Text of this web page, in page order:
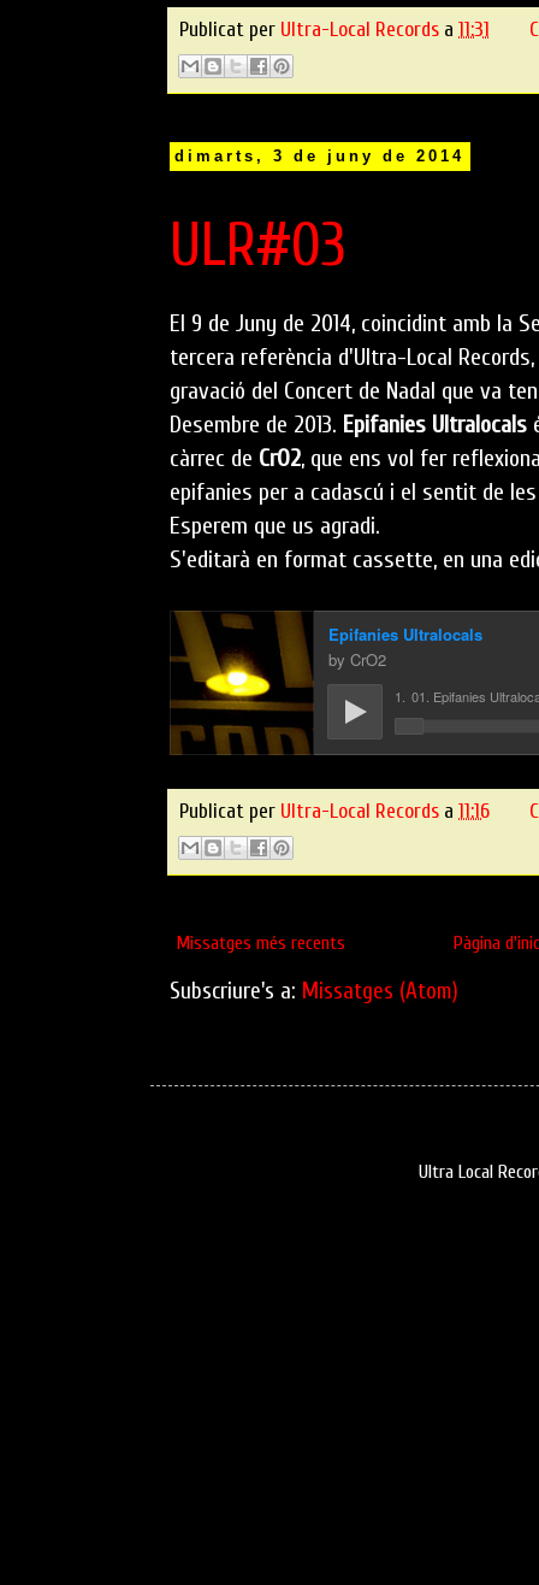
Publicat per Ultra-Local Records a 11:31
dimarts, 3 de juny de 2014
ULR#03
El 9 de Juny de 2014, coincidint amb la
tercera referència d'Ultra-Local
gravació del Concert de Nadal que va
Desembre de 2013. Epifanies Ultralocals
càrrec de CrO2, que ens vol fer
epifanies per a cadascú i el sentit de
Esperem que us agradi.
S'editarà en format cassette, en una
Publicat per Ultra-Local Records a 11:16
Missatges més recents Pàgina
Subscriure's a: Missatges (Atom)
Ultra Local